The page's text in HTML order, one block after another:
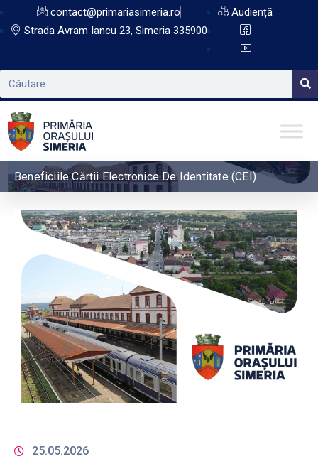
contact@primariasimeria.ro
Strada Avram Iancu 23, Simeria 335900
Audiență
Beneficiile Cărții Electronice De Identitate (CEI)
25.05.2026